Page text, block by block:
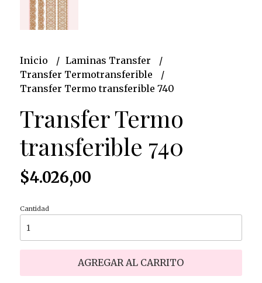
Inicio
Laminas Transfer
Transfer Termotransferible
Transfer Termo transferible 740
Transfer Termo
transferible 740
$4.026,00
Cantidad
AGREGAR AL CARRITO